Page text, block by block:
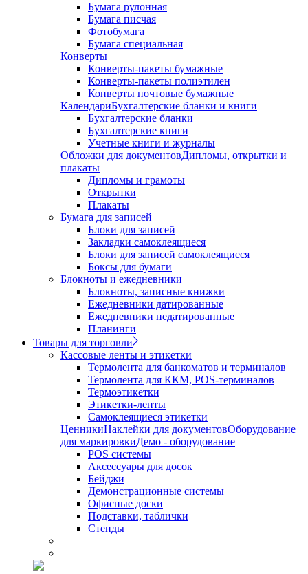
Бумага рулонная
Бумага писчая
Фотобумага
Бумага специальная
Конверты
Конверты-пакеты бумажные
Конверты-пакеты полиэтилен
Конверты почтовые бумажные
КалендариБухгалтерские бланки и книги
Бухгалтерские бланки
Бухгалтерские книги
Учетные книги и журналы
Обложки для документовДипломы, открытки и
плакаты
Дипломы и грамоты
Открытки
Плакаты
Бумага для записей
Блоки для записей
Закладки самоклеящиеся
Блоки для записей самоклеящиеся
Боксы для бумаги
Блокноты и ежедневники
Блокноты, записные книжки
Ежедневники датированные
Ежедневники недатированные
Планинги
Товары для торговли
Кассовые ленты и этикетки
Термолента для банкоматов и терминалов
Термолента для ККМ, POS-терминалов
Термоэтикетки
Этикетки-ленты
Самоклеящиеся этикетки
ЦенникиНаклейки для документовОборудование
для маркировкиДемо - оборудование
POS системы
Аксессуары для досок
Бейджи
Демонстрационные системы
Офисные доски
Подставки, таблички
Стенды